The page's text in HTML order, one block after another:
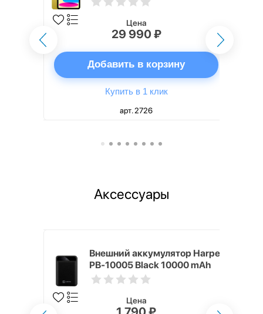
Цена
29 990 ₽
Добавить в корзину
Купить в 1 клик
арт. 2726
Аксессуары
Внешний аккумулятор Harper
PB-10005 Black 10000 mAh
Цена